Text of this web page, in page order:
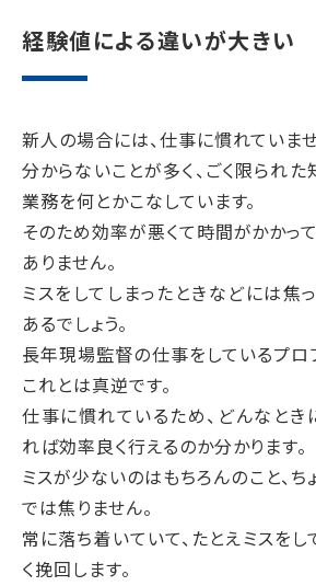
経験値による違いが大きい
新人の場合には、仕事に慣れていませ
分からないことが多く、ごく限られ
業務を何とかこなしています。
そのため効率が悪くて時間がかかっ
ありません。
ミスをしてしまったときなどには焦
あるでしょう。
長年現場監督の仕事をしているプロ
これとは真逆です。
仕事に慣れているため、どんなとき
れば効率良く行えるのか分かります。
ミスが少ないのはもちろんのこと、ち
では焦りません。
常に落ち着いていて、たとえミスをし
く挽回します。